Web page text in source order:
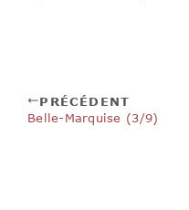
PRÉCÉDENT
Belle-Marquise (3/9)